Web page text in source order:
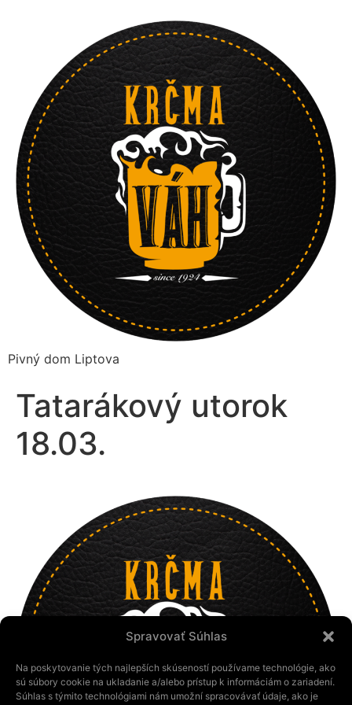
Spravovať Súhlas
Na poskytovanie tých najlepších skúseností používame technológie, ako
sú súbory cookie na ukladanie a/alebo prístup k informáciám o zariadení.
Súhlas s týmito technológiami nám umožní spracovávať údaje, ako je
Pivný dom Liptova
Tatarákový utorok
18.03.